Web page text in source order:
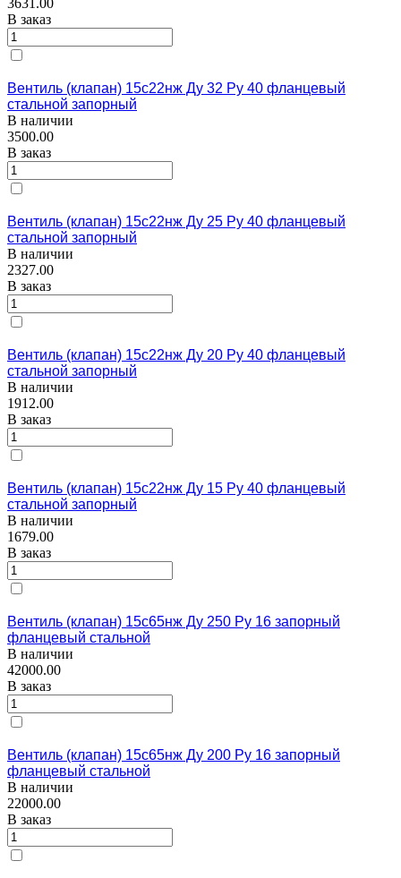
В заказ
Вентиль (клапан) 15с22нж Ду 32 Ру 40 фланцевый
стальной запорный
В наличии
3500.00
В заказ
Вентиль (клапан) 15с22нж Ду 25 Ру 40 фланцевый
стальной запорный
В наличии
2327.00
В заказ
Вентиль (клапан) 15с22нж Ду 20 Ру 40 фланцевый
стальной запорный
В наличии
1912.00
В заказ
Вентиль (клапан) 15с22нж Ду 15 Ру 40 фланцевый
стальной запорный
В наличии
1679.00
В заказ
Вентиль (клапан) 15с65нж Ду 250 Ру 16 запорный
фланцевый стальной
В наличии
42000.00
В заказ
Вентиль (клапан) 15с65нж Ду 200 Ру 16 запорный
фланцевый стальной
В наличии
22000.00
В заказ